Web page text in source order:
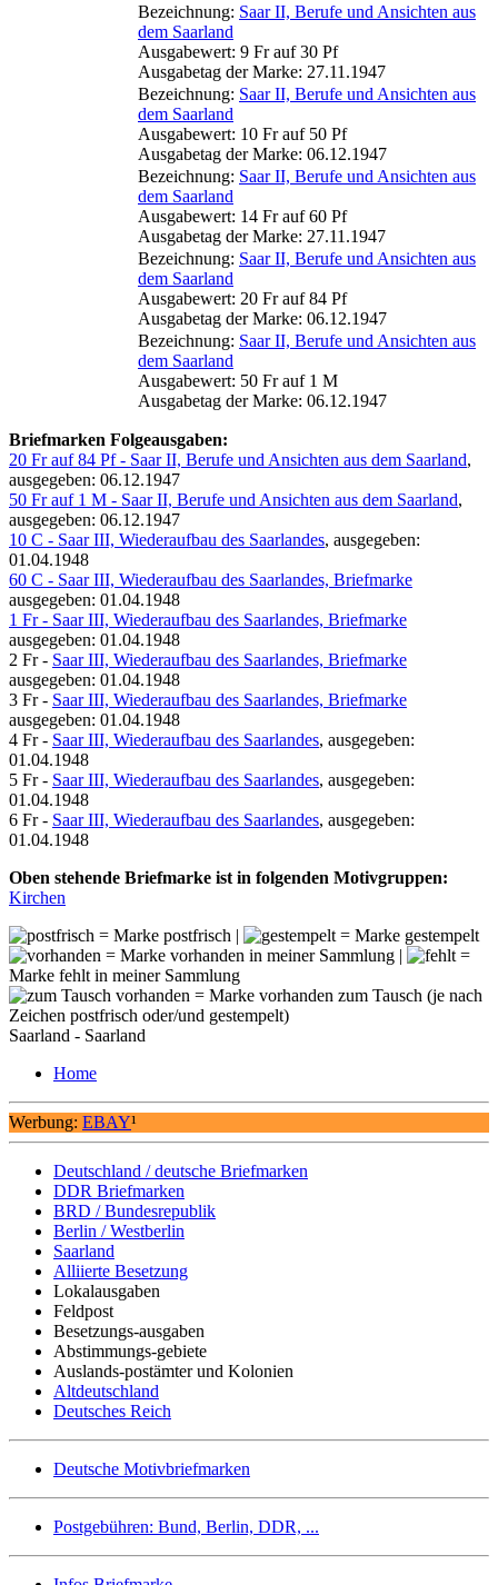
Bezeichnung: Saar II, Berufe und Ansichten aus
dem Saarland
Ausgabewert: 9 Fr auf 30 Pf
Ausgabetag der Marke: 27.11.1947
Bezeichnung: Saar II, Berufe und Ansichten aus
dem Saarland
Ausgabewert: 10 Fr auf 50 Pf
Ausgabetag der Marke: 06.12.1947
Bezeichnung: Saar II, Berufe und Ansichten aus
dem Saarland
Ausgabewert: 14 Fr auf 60 Pf
Ausgabetag der Marke: 27.11.1947
Bezeichnung: Saar II, Berufe und Ansichten aus
dem Saarland
Ausgabewert: 20 Fr auf 84 Pf
Ausgabetag der Marke: 06.12.1947
Bezeichnung: Saar II, Berufe und Ansichten aus
dem Saarland
Ausgabewert: 50 Fr auf 1 M
Ausgabetag der Marke: 06.12.1947
Briefmarken Folgeausgaben:
20 Fr auf 84 Pf - Saar II, Berufe und Ansichten aus dem Saarland,
ausgegeben: 06.12.1947
50 Fr auf 1 M - Saar II, Berufe und Ansichten aus dem Saarland,
ausgegeben: 06.12.1947
10 C - Saar III, Wiederaufbau des Saarlandes, ausgegeben:
01.04.1948
60 C - Saar III, Wiederaufbau des Saarlandes, Briefmarke
ausgegeben: 01.04.1948
1 Fr - Saar III, Wiederaufbau des Saarlandes, Briefmarke
ausgegeben: 01.04.1948
2 Fr - Saar III, Wiederaufbau des Saarlandes, Briefmarke
ausgegeben: 01.04.1948
3 Fr - Saar III, Wiederaufbau des Saarlandes, Briefmarke
ausgegeben: 01.04.1948
4 Fr - Saar III, Wiederaufbau des Saarlandes, ausgegeben:
01.04.1948
5 Fr - Saar III, Wiederaufbau des Saarlandes, ausgegeben:
01.04.1948
6 Fr - Saar III, Wiederaufbau des Saarlandes, ausgegeben:
01.04.1948
Oben stehende Briefmarke ist in folgenden Motivgruppen:
Kirchen
= Marke postfrisch |
= Marke gestempelt
= Marke vorhanden in meiner Sammlung |
=
Marke fehlt in meiner Sammlung
= Marke vorhanden zum Tausch (je nach
Zeichen postfrisch oder/und gestempelt)
Saarland - Saarland
Home
Werbung: EBAY¹
Deutschland / deutsche Briefmarken
DDR Briefmarken
BRD / Bundesrepublik
Berlin / Westberlin
Saarland
Alliierte Besetzung
Lokalausgaben
Feldpost
Besetzungs-ausgaben
Abstimmungs-gebiete
Auslands-postämter und Kolonien
Altdeutschland
Deutsches Reich
Deutsche Motivbriefmarken
Postgebühren: Bund, Berlin, DDR, ...